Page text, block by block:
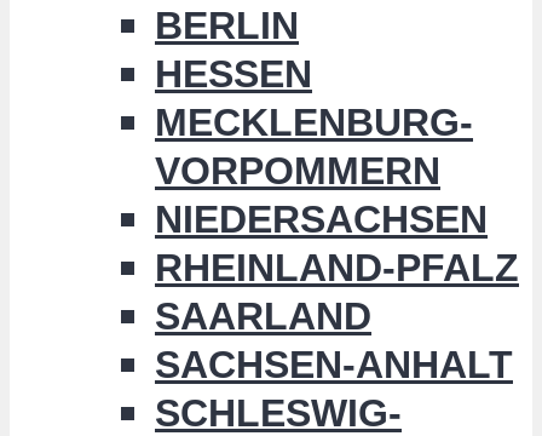
BERLIN
HESSEN
MECKLENBURG-
VORPOMMERN
NIEDERSACHSEN
RHEINLAND-PFALZ
SAARLAND
SACHSEN-ANHALT
SCHLESWIG-